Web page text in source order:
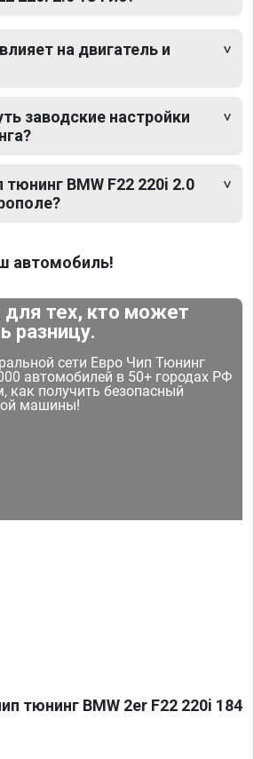
на двигатель и
заводские настройки
тюнинг BMW F22 220i 2.0
автомобиль!
тех, кто может
разницу.
сети Евро Чип Тюнинг
автомобилей в 50+ городах РФ
как получить безопасный
машины!
тюнинг BMW 2er F22 220i 184